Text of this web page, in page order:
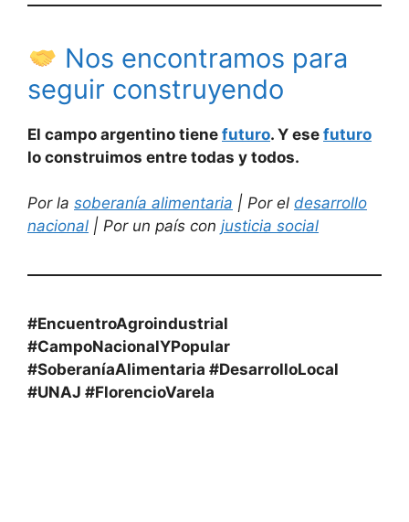
Nos encontramos para
seguir construyendo
El campo argentino tiene futuro. Y ese futuro
lo construimos entre todas y todos.
Por la soberanía alimentaria | Por el desarrollo
nacional | Por un país con justicia social
#EncuentroAgroindustrial
#CampoNacionalYPopular
#SoberaníaAlimentaria #DesarrolloLocal
#UNAJ #FlorencioVarela